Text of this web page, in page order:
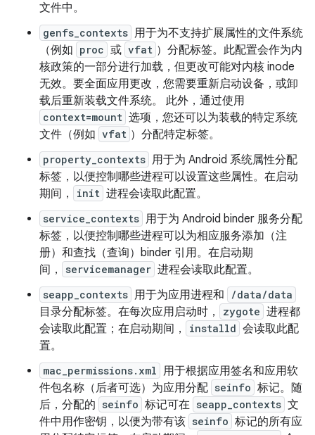
文件中。
genfs_contexts 用于为不支持扩展属性的文件系统
（例如 proc 或 vfat ）分配标签。此配置会作为内
核政策的一部分进行加载，但更改可能对内核 inode
无效。要全面应用更改，您需要重新启动设备，或卸
载后重新装载文件系统。 此外，通过使用
context=mount 选项，您还可以为装载的特定系统
文件（例如 vfat ）分配特定标签。
property_contexts 用于为 Android 系统属性分配
标签，以便控制哪些进程可以设置这些属性。在启动
期间，
init 进程会读取此配置。
service_contexts 用于为 Android binder 服务分配
标签，以便控制哪些进程可以为相应服务添加（注
册）和查找（查询）binder 引用。在启动期
间，
servicemanager 进程会读取此配置。
seapp_contexts 用于为应用进程和 /data/data
目录分配标签。在每次应用启动时， zygote 进程都
会读取此配置；在启动期间，
installd 会读取此配
置。
mac_permissions.xml 用于根据应用签名和应用软
件包名称（后者可选）为应用分配 seinfo 标记。随
后，分配的 seinfo 标记可在 seapp_contexts 文
件中用作密钥，以便为带有该 seinfo 标记的所有应